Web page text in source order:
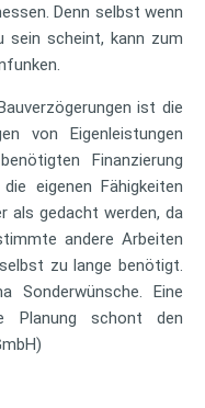
Denn selbst wenn
sein scheint, kann zum
ist die
von Eigenleistungen
Finanzierung
eigenen Fähigkeiten
als gedacht werden, da
andere Arbeiten
zu lange benötigt.
Eine
Planung schont den